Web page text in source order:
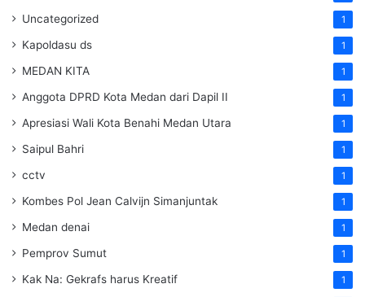
Uncategorized 1
Kapoldasu ds 1
MEDAN KITA 1
Anggota DPRD Kota Medan dari Dapil II 1
Apresiasi Wali Kota Benahi Medan Utara 1
Saipul Bahri 1
cctv 1
Kombes Pol Jean Calvijn Simanjuntak 1
Medan denai 1
Pemprov Sumut 1
Kak Na: Gekrafs harus Kreatif 1